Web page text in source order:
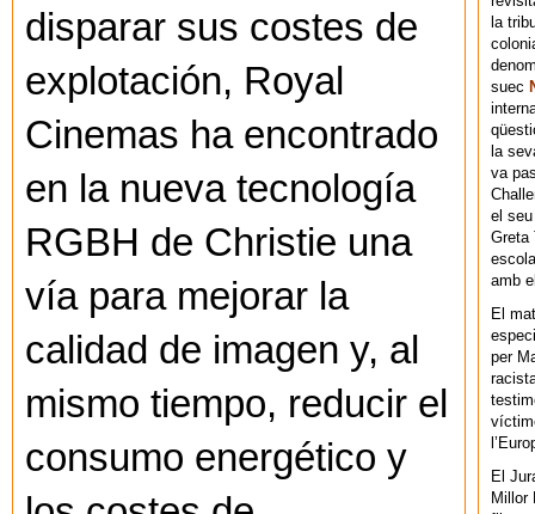
disparar sus costes de
explotación, Royal
Cinemas ha encontrado
en la nueva tecnología
RGBH de Christie una
vía para mejorar la
calidad de imagen y, al
mismo tiempo, reducir el
consumo energético y
la
suec
la
va
el
Greta
amb
El
per
El
Millor